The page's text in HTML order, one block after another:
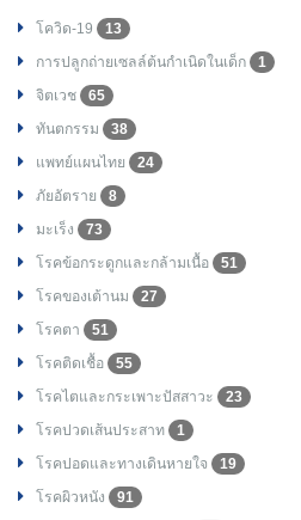
โควิด-19
13
การปลูกถ่ายเซลล์ต้นกำเนิดในเด็ก
1
จิตเวช
65
ทันตกรรม
38
แพทย์แผนไทย
24
ภัยอัตราย
8
มะเร็ง
73
โรคข้อกระดูกและกล้ามเนื้อ
51
โรคของเต้านม
27
โรคตา
51
โรคติดเชื้อ
55
โรคไตและกระเพาะปัสสาวะ
23
โรคปวดเส้นประสาท
1
โรคปอดและทางเดินหายใจ
19
โรคผิวหนัง
91